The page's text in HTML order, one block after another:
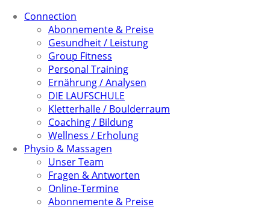
Connection
Abonnemente & Preise
Gesundheit / Leistung
Group Fitness
Personal Training
Ernährung / Analysen
DIE LAUFSCHULE
Kletterhalle / Boulderraum
Coaching / Bildung
Wellness / Erholung
Physio & Massagen
Unser Team
Fragen & Antworten
Online-Termine
Abonnemente & Preise